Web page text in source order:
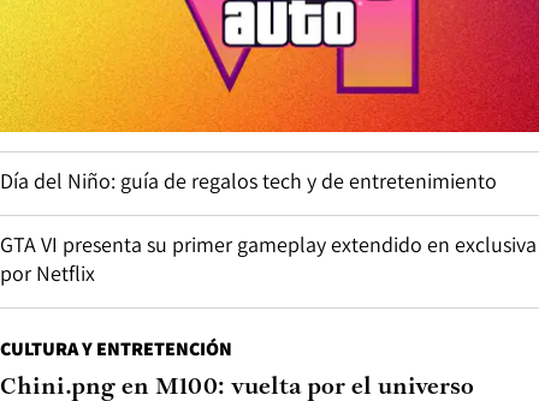
Día del Niño: guía de regalos tech y de entretenimiento
GTA VI presenta su primer gameplay extendido en exclusiva
por Netflix
CULTURA Y ENTRETENCIÓN
Chini.png en M100: vuelta por el universo